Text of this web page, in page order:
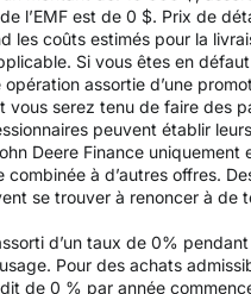
l’EMF est de 0 $. Prix de
les coûts estimés pour la
Si vous êtes en
assortie d’une
vous serez tenu de faire
peuvent établir
Deere Finance
à d’autres offres.
se trouver à renoncer à de
d’un taux de 0%
Pour des achats
de 0 % par année